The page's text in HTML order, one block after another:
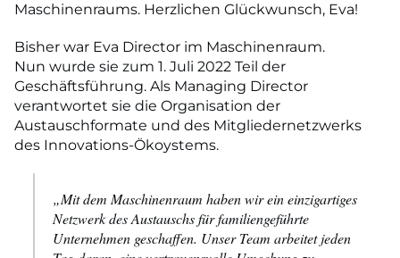
Maschinenraums. Herzlichen Glückwunsch, Eva!
Bisher war Eva Director im Maschinenraum.
Nun wurde sie zum 1. Juli 2022 Teil der
Geschäftsführung. Als Managing Director
verantwortet sie die Organisation der
Austauschformate und des Mitgliedernetzwerks
des Innovations-Ökoystems.
„Mit dem Maschinenraum haben wir ein einzigartiges
Netzwerk des Austauschs für familiengeführte
Unternehmen geschaffen. Unser Team arbeitet jeden